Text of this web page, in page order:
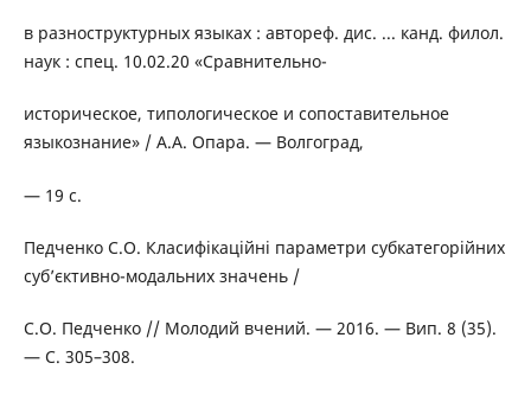
в разноструктурных языках : автореф. дис. ... канд. филол.
наук : спец. 10.02.20 «Сравнительно-
историческое, типологическое и сопоставительное
языкознание» / А.А. Опара. — Волгоград,
— 19 с.
Педченко С.О. Класифікаційні параметри субкатегорійних
суб’єктивно-модальних значень /
С.О. Педченко // Молодий вчений. — 2016. — Вип. 8 (35).
— С. 305–308.